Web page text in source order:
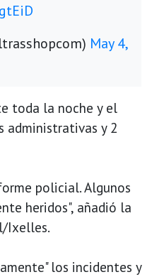
May 4,
toda la noche y el
administrativas y 2
policial. Algunos
heridos", añadió la
Ixelles.
los incidentes y